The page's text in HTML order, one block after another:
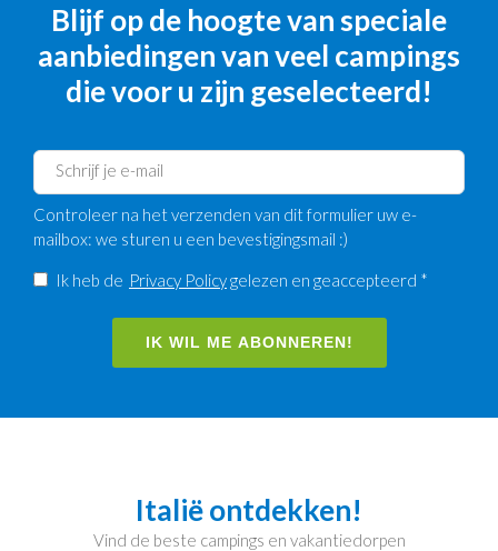
Blijf op de hoogte van speciale
aanbiedingen van veel campings
die voor u zijn geselecteerd!
Controleer na het verzenden van dit formulier uw e-
mailbox: we sturen u een bevestigingsmail :)
Ik heb de Privacy Policygelezen en geaccepteerd *
IK WIL ME ABONNEREN!
Italië ontdekken!
Vind de beste campings en vakantiedorpen